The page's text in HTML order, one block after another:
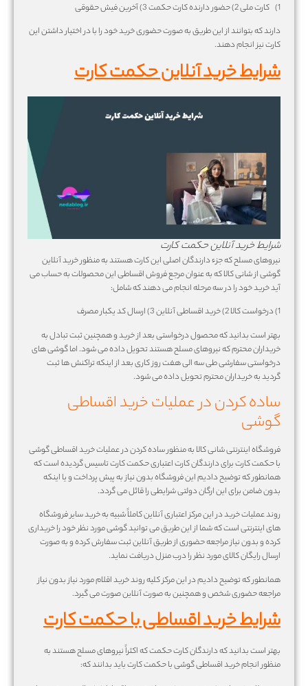
1) کارت ملی 2) حضور دارنده کارت حکمت 3) آخرین فیش حقوقی
دارند که بتوانند از این طریق به صورت حضوری خرید خود را با در اختیار داشتن این
کارت نیز انجام دهند.
شرایط خرید آنلاین حکمت کارت
شرایط خرید آنلاین حکمت کارت
نیروهای مسلح که جزء دارندگان اصلی این کارت هستند به منظور خرید آنلاین
گوشی از شانی کالا که به عنوان مرجع فروش اقساطی این محصولات به حساب می
آید خرید خود را در سه مرحله انجام می دهند که شامل:
1) درخواست کالا 2) خرید اقساطی آنلاین 3) ارسال کد یکبار مصرف
بهتر است بدانید که محصول درخواستی بعد از خرید و همچنین ثبت تبادل به
خریداران محترم که نیروهای مسلح هستند تحویل داده می شود. اما گوشی های
درخواستی سفارشی طی سه الی هفت روز کاری بعد از اینکه تراکنش ها ثبت
گردید به خریداران محترم تحویل داده می شود.
ساده کردن در عملیات خرید اقساطی
گوشی
فروشگاه اینترنتی شانی کالا به منظور ساده کردن در عملیات خرید اقساطی گوشی
با حکمت کارت برای دارندگان کارت اعتباری حکمت کارت تاسیس گردیده است که
همانطور که توضیح دادیم این فروشگاه بدون نیاز به پیش پرداخت و یا اینکه
بدون ضامن برای این ارگان دولتی شرایطی را قائل می گردد.
روند عملیات خرید در این مرکز اعتباری آنلاین کاملاً شبیه به خرید سایر فروشگاه
های اینترنتی است که شما از این طریق می توانید گوشی مورد نظر خود را خریداری
کرده و بدون نیاز مراجعه حضوری از طریق آنلاین ثبت سفارش کرده و به صورت
ارسال رایگان کالای مورد نظر را درب منزل دریافت نماید.
همانطور که توضیح دادیم در این مرکز کلیه روند خرید اقلام مورد نیاز بدون نیاز
مراجعه حضوری شخص و همچنین به صورت آنلاین صورت می گیرد.
شرایط خرید اقساطی با حکمت کارت
بهتر است بدانید که دارندگان کارت حکمت که اکثراً نیروهای مسلح هستند به
منظور انجام خرید اقساطی گوشی با حکمت کارت باید بدانند که: